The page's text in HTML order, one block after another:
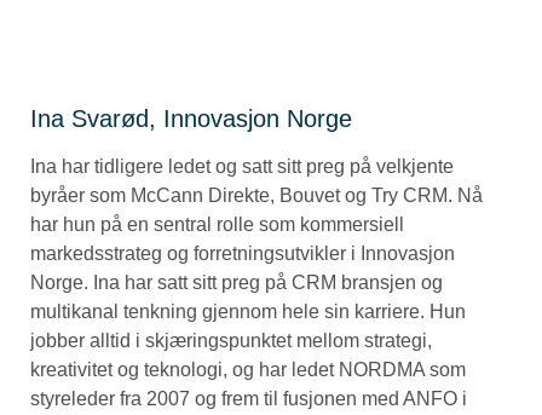
Ina Svarød, Innovasjon Norge
Ina har tidligere ledet og satt sitt preg på velkjente
byråer som McCann Direkte, Bouvet og Try CRM. Nå
har hun på en sentral rolle som kommersiell
markedsstrateg og forretningsutvikler i Innovasjon
Norge. Ina har satt sitt preg på CRM bransjen og
multikanal tenkning gjennom hele sin karriere. Hun
jobber alltid i skjæringspunktet mellom strategi,
kreativitet og teknologi, og har ledet NORDMA som
styreleder fra 2007 og frem til fusjonen med ANFO i